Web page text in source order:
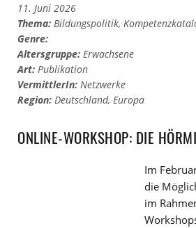
11. Juni 2026
Thema: Bildungspolitik,
Genre:
Altersgruppe: Erwachsene
Art: Publikation
VermittlerIn: Netzwerke
Region: Deutschland, Europa
ONLINE-WORKSHOP: DIE
Im
die
im